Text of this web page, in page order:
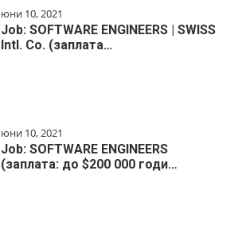
юни 10, 2021
Job: SOFTWARE ENGINEERS | SWISS
Intl. Co. (заплата…
юни 10, 2021
Job: SOFTWARE ENGINEERS
(заплата: до $200 000 годи…